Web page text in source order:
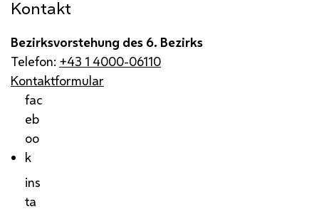
Kontakt
Bezirksvorstehung des 6. Bezirks
Telefon: +43 1 4000-06110
Kontaktformular
fac
eb
oo
k
ins
ta